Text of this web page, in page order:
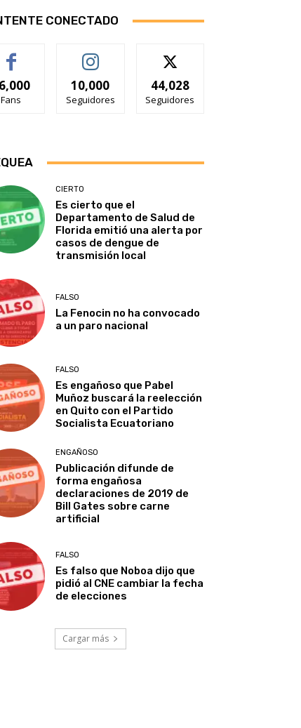
CONECTADO
Fans
10,000
Seguidores
44,028
Seguidores
CIERTO
Es cierto que el
Departamento de Salud de
Florida emitió una alerta por
casos de dengue de
transmisión local
FALSO
La Fenocin no ha convocado
a un paro nacional
FALSO
Es engañoso que Pabel
Muñoz buscará la reelección
en Quito con el Partido
Socialista Ecuatoriano
ENGAÑOSO
Publicación difunde de
forma engañosa
declaraciones de 2019 de
Bill Gates sobre carne
artificial
FALSO
Es falso que Noboa dijo que
pidió al CNE cambiar la fecha
de elecciones
Cargar más